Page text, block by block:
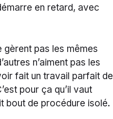
en retard, avec
pas les mêmes
n’aiment pas les
fait un travail parfait de
pour ça qu’il vaut
bout de procédure isolé.